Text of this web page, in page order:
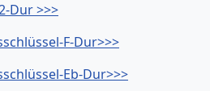
Dur >>>
F-Dur>>>
Eb-Dur>>>